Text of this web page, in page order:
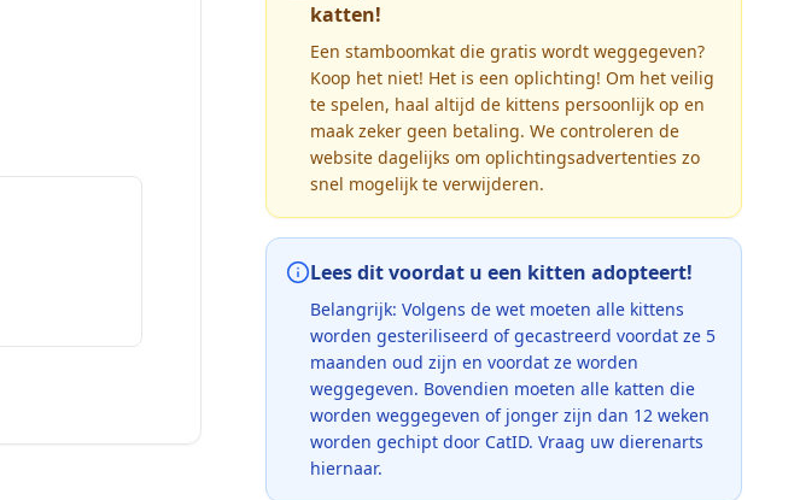
katten!
Een stamboomkat die gratis wordt weggegeven?
Koop het niet! Het is een oplichting! Om het veilig
te spelen, haal altijd de kittens persoonlijk op en
maak zeker geen betaling. We controleren de
website dagelijks om oplichtingsadvertenties zo
snel mogelijk te verwijderen.
Lees dit voordat u een kitten adopteert!
Belangrijk: Volgens de wet moeten alle kittens
worden gesteriliseerd of gecastreerd voordat ze 5
maanden oud zijn en voordat ze worden
weggegeven. Bovendien moeten alle katten die
worden weggegeven of jonger zijn dan 12 weken
worden gechipt door CatID. Vraag uw dierenarts
hiernaar.